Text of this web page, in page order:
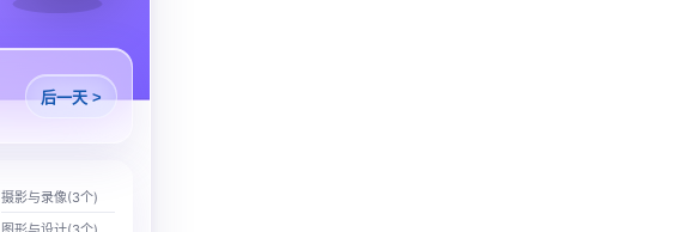
后一天 >
摄影与录像(3个)